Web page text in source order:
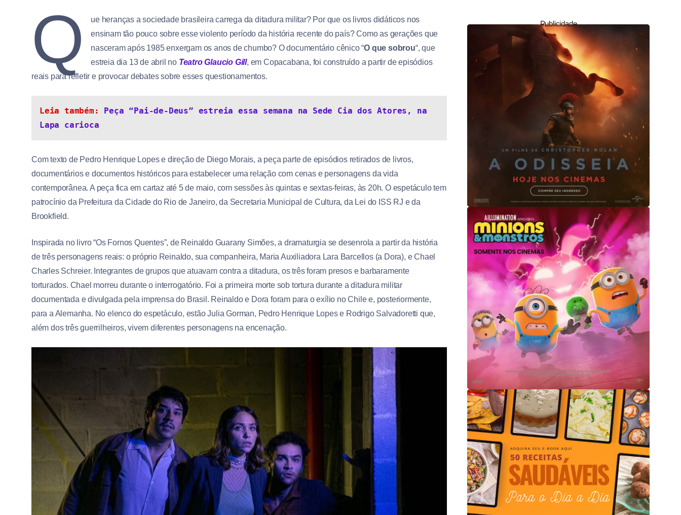
Q
ue heranças a sociedade brasileira carrega da ditadura militar? Por que os livros didáticos nos
ensinam tão pouco sobre esse violento período da história recente do país? Como as gerações que
nasceram após 1985 enxergam os anos de chumbo? O documentário cênico “O que sobrou“, que
estreia dia 13 de abril no Teatro Glaucio Gill, em Copacabana, foi construído a partir de episódios
reais para refletir e provocar debates sobre esses questionamentos.
Leia também: Peça “Pai-de-Deus” estreia essa semana na Sede Cia dos Atores, na
Lapa carioca
Com texto de Pedro Henrique Lopes e direção de Diego Morais, a peça parte de episódios retirados de livros,
documentários e documentos históricos para estabelecer uma relação com cenas e personagens da vida
contemporânea. A peça fica em cartaz até 5 de maio, com sessões às quintas e sextas-feiras, às 20h. O espetáculo tem
patrocínio da Prefeitura da Cidade do Rio de Janeiro, da Secretaria Municipal de Cultura, da Lei do ISS RJ e da
Brookfield.
Inspirada no livro “Os Fornos Quentes”, de Reinaldo Guarany Simões, a dramaturgia se desenrola a partir da história
de três personagens reais: o próprio Reinaldo, sua companheira, Maria Auxiliadora Lara Barcellos (a Dora), e Chael
Charles Schreier. Integrantes de grupos que atuavam contra a ditadura, os três foram presos e barbaramente
torturados. Chael morreu durante o interrogatório. Foi a primeira morte sob tortura durante a ditadura militar
documentada e divulgada pela imprensa do Brasil. Reinaldo e Dora foram para o exílio no Chile e, posteriormente,
para a Alemanha. No elenco do espetáculo, estão Julia Gorman, Pedro Henrique Lopes e Rodrigo Salvadoretti que,
além dos três guerrilheiros, vivem diferentes personagens na encenação.
Publicidade